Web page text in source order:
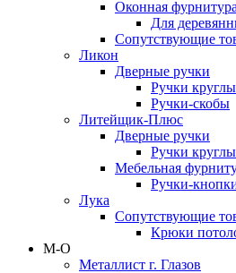
Оконная фурнитура
Для
Сопутствующие
Ликон
Дверные ручки
Ручки
Ручки-скобы
Литейщик-Плюс
Дверные ручки
Ручки
Мебельная
Ручки-
Лука
Сопутствующие
Крюки
М-О
Металлист г. Глазов